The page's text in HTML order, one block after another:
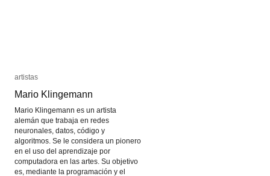
artistas
Mario Klingemann
Mario Klingemann es un artista
alemán que trabaja en redes
neuronales, datos, código y
algoritmos. Se le considera un pionero
en el uso del aprendizaje por
computadora en las artes. Su objetivo
es, mediante la programación y el
artistas
Mario Klingemann